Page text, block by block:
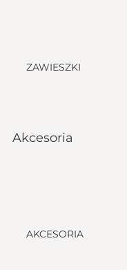
ZAWIESZKI
Akcesoria
AKCESORIA